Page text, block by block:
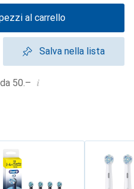
al carrello
Salva nella lista
50.– i